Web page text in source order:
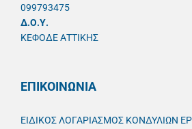
099793475
Δ.Ο.Υ.
ΚΕΦΟΔΕ ΑΤΤΙΚΗΣ
ΕΠΙΚΟΙΝΩΝΙΑ
ΕΙΔΙΚΟΣ ΛΟΓΑΡΙΑΣΜΟΣ ΚΟΝΔΥΛΙΩΝ